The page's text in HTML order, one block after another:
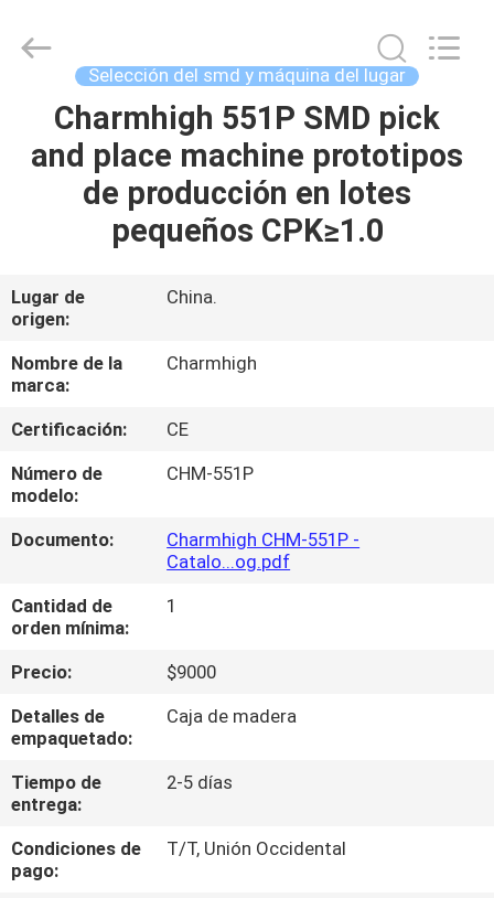
HOGAR
PRODUCTOS
VÍDEOS
SOBRE
NOSOTROS
VISITA
A
LA
CONTROL
CALIDAD
CONTACTA
CON
NOSOTROS
CHARMHIGH
TECHNOLOGY
Selección del smd y máquina del lugar
Charmhigh 551P SMD pick
and place machine prototipos
de producción en lotes
pequeños CPK≥1.0
Lugar de
origen:
China.
Nombre de la
marca:
Charmhigh
Certificación:
CE
Número de
modelo:
CHM-551P
Documento:
Charmhigh CHM-551P -
Catalo...og.pdf
Cantidad de
orden mínima:
1
Precio:
$9000
Detalles de
empaquetado:
Caja de madera
Tiempo de
entrega:
2-5 días
Condiciones de
pago:
T/T, Unión Occidental